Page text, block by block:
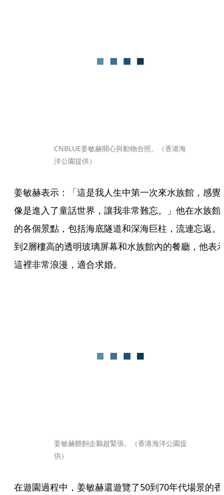
CNBLUE姜敏赫開心與動物合照。（香港海
洋公園提供）
姜敏赫表示：「這是我人生中第一次來水族館，感覺
像是進入了童話世界，讓我非常難忘。」他在水族館
的各個景點，包括海底隧道和深海巨柱，流連忘返。
到2層樓高的透明玻璃屏幕和水族館內的餐廳，他表
這裡非常浪漫，適合求婚。
姜敏赫餵飼企鵝超緊張。（香港海洋公園提
供）
在遊園過程中，姜敏赫還遊覽了50到70年代場景的香